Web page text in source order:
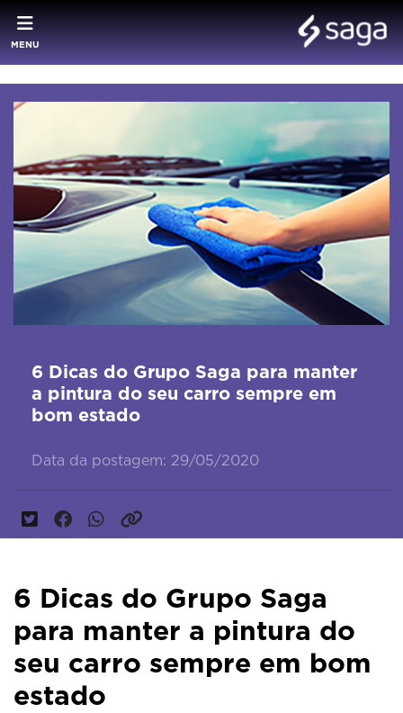
MENU
6 Dicas do Grupo Saga para manter
a pintura do seu carro sempre em
bom estado
Data da postagem: 29/05/2020
6 Dicas do Grupo Saga
para manter a pintura do
seu carro sempre em bom
estado